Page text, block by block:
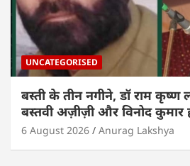
UNCATEGORISED
बस्ती के तीन नगीने, डॉ राम
बस्तवी अज़ीज़ी और विनोद कुमार
6 August 2026 Anurag Lakshya